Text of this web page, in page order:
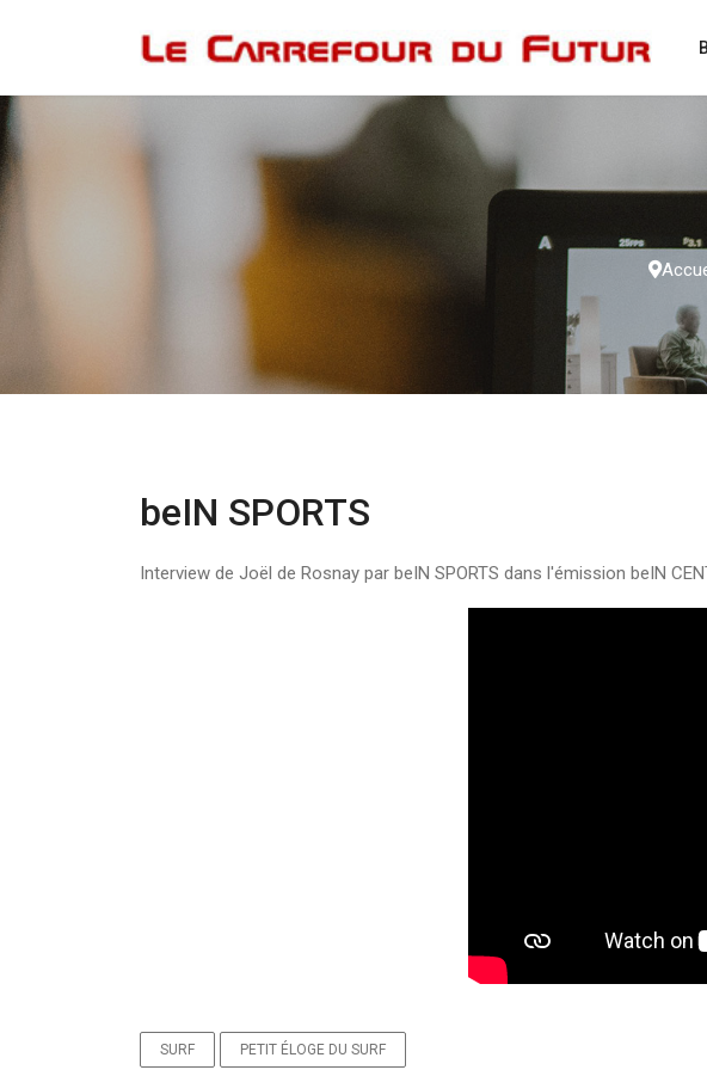
beIN SPORTS
Interview de Joël de Rosnay par beIN SPORTS dans l'émission beIN
SURF PETIT ÉLOGE DU SURF